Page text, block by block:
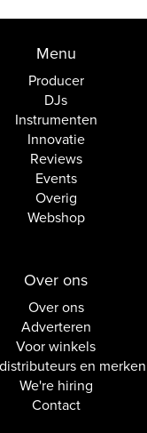
Menu
Producer
DJs
Instrumenten
Innovatie
Reviews
Events
Overig
Webshop
Over ons
Over ons
Adverteren
Voor winkels
en merken
We're hiring
Contact